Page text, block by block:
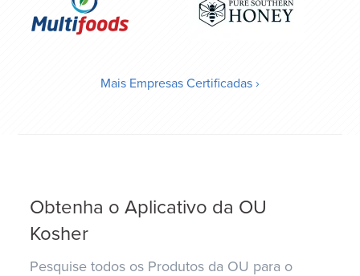
Mais Empresas Certificadas ›
Obtenha o Aplicativo da OU
Kosher
Pesquise todos os Produtos da OU para o